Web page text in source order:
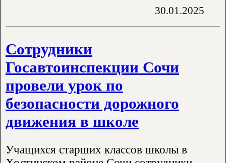
30.01.2025
Сотрудники
Госавтоинспекции Сочи
провели урок по
безопасности дорожного
движения в школе
Учащихся старших классов школы в